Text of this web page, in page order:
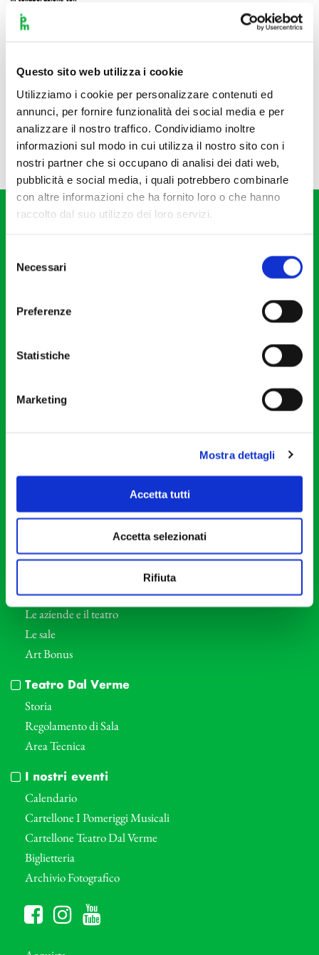
Questo sito web utilizza i cookie
Utilizziamo i cookie per personalizzare contenuti ed
annunci, per fornire funzionalità dei social media e per
analizzare il nostro traffico. Condividiamo inoltre
informazioni sul modo in cui utilizza il nostro sito con i
nostri partner che si occupano di analisi dei dati web,
pubblicità e social media, i quali potrebbero combinarle
con altre informazioni che ha fornito loro o che hanno
raccolto dal suo utilizzo dei loro servizi.
delNecessari
Preferenze
Statistiche
Marketing
Mostra dettagli
Accetta tutti
Accetta selezionati
Rifiuta
Via S. Giovanni sul Muro, 2
Cod. Fisc. 80078650159
Orchestra I Pomeriggi Musicali
Direttore Artistico
Professori d’Orchestra
Eventi Corporate
Le aziende e il teatro
Le sale
Art Bonus
Teatro Dal Verme
Storia
Regolamento di Sala
Area Tecnica
I nostri eventi
Calendario
Cartellone I Pomeriggi Musicali
Cartellone Teatro Dal Verme
Biglietteria
Archivio Fotografico